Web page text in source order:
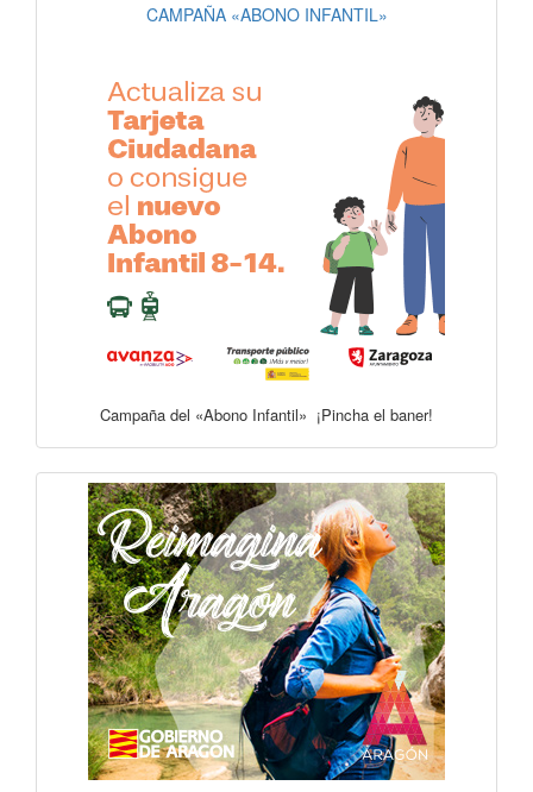
CAMPAÑA «ABONO INFANTIL»
Campaña del «Abono Infantil» ¡Pincha el baner!